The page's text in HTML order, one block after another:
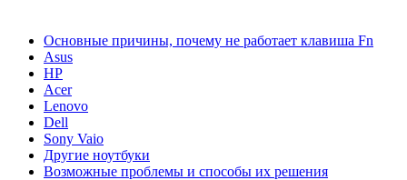
Основные причины, почему не работает клавиша Fn
Asus
HP
Acer
Lenovo
Dell
Sony Vaio
Другие ноутбуки
Возможные проблемы и способы их решения